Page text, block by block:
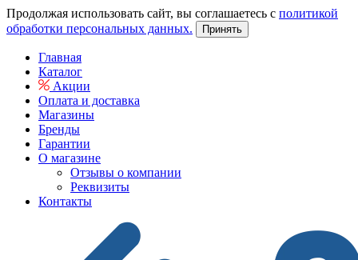
Продолжая использовать сайт, вы соглашаетесь с политикой
обработки персональных данных.
Принять
Главная
Каталог
Акции
Оплата и доставка
Магазины
Бренды
Гарантии
О магазине
Отзывы о компании
Реквизиты
Контакты